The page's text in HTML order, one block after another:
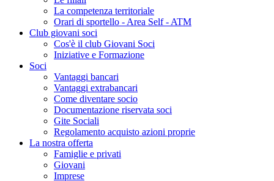
La competenza territoriale
Orari di sportello - Area Self - ATM
Club giovani soci
Cos'è il club Giovani Soci
Iniziative e Formazione
Soci
Vantaggi bancari
Vantaggi extrabancari
Come diventare socio
Documentazione riservata soci
Gite Sociali
Regolamento acquisto azioni proprie
La nostra offerta
Famiglie e privati
Giovani
Imprese